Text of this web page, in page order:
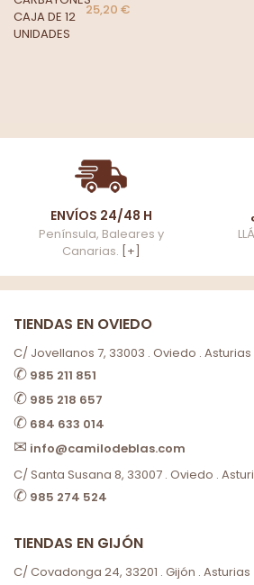
25,20 €
ENVÍOS 24/48 H
Península, Baleares y
Canarias. [+]
TIENDAS EN OVIEDO
C/ Jovellanos 7, 33003 . Oviedo . Asturias
✆ 985 211 851
✆ 985 218 657
✆ 684 633 014
✉ info@camilodeblas.com
C/ Santa Susana 8, 33007 . Oviedo .
✆ 985 274 524
TIENDAS EN GIJÓN
C/ Covadonga 24, 33201 . Gijón . Asturias